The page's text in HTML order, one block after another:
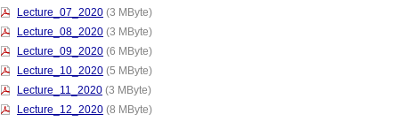
Lecture_07_2020 (3 MByte)
Lecture_08_2020 (3 MByte)
Lecture_09_2020 (6 MByte)
Lecture_10_2020 (5 MByte)
Lecture_11_2020 (3 MByte)
Lecture_12_2020 (8 MByte)